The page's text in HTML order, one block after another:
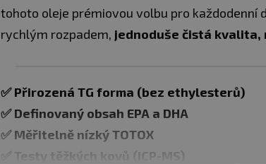
tohoto oleje prémiovou volbu pro každodenní
rychlým rozpadem, jednoduše čistá kvalita,
✅ Přirozená TG forma (bez ethylesterů)
✅ Definovaný obsah EPA a DHA
✅ Měřitelně nízký TOTOX
✅ Testy těžkých kovů (ICP-MS)